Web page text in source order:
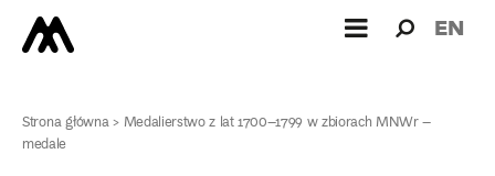
dla: EN
Strona główna> Medalierstwo z lat 1700–1799 w zbiorach MNWr –
medale